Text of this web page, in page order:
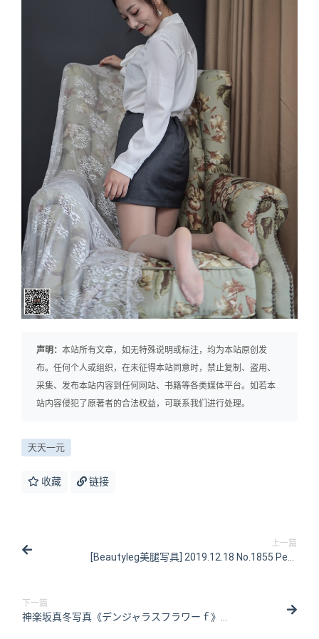
声明： 本站所有文章，如无特殊说明或标注，均为本站原创发
布。任何个人或组织，在未征得本站同意时，禁止复制、盗用、
采集、发布本站内容到任何网站、书籍等各类媒体平台。如若本
站内容侵犯了原著者的合法权益，可联系我们进行处理。
天天一元
收藏 链接
上一篇
[Beautyleg美腿写具] 2019.12.18 No.1855 Perri
下一篇
神楽坂真冬写真《デンジャラスフラワーｆ》